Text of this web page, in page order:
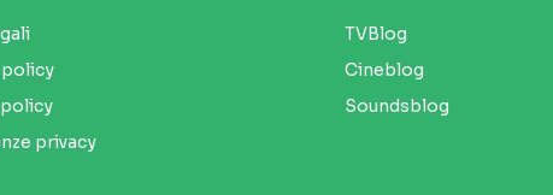
privacy
TVBlog
Cineblog
Soundsblog